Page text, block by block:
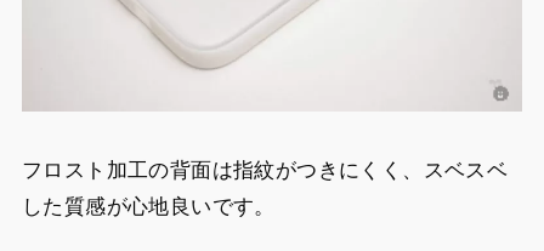
フロスト加工の背面は指紋がつきにくく、スベスベ
した質感が心地良いです。